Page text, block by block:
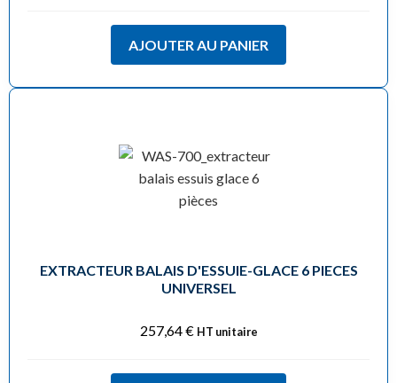
AJOUTER AU PANIER
EXTRACTEUR BALAIS D'ESSUIE-GLACE 6 PIECES
UNIVERSEL
257,64€ HT unitaire